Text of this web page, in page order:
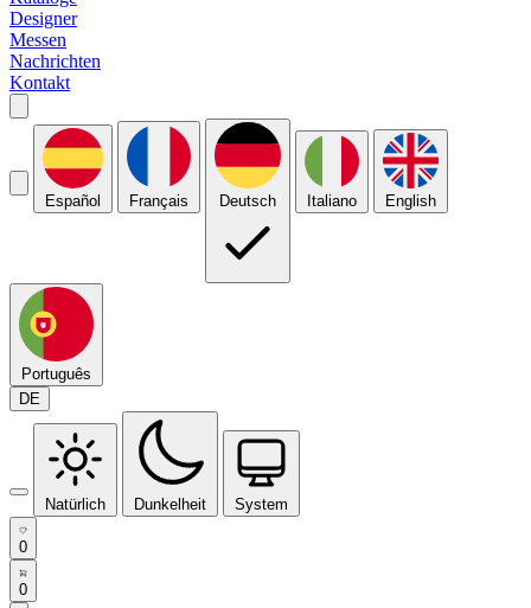
Designer
Messen
Nachrichten
Kontakt
Español Français Deutsch Italiano English
Português
DE
Natürlich Dunkelheit System
0
0